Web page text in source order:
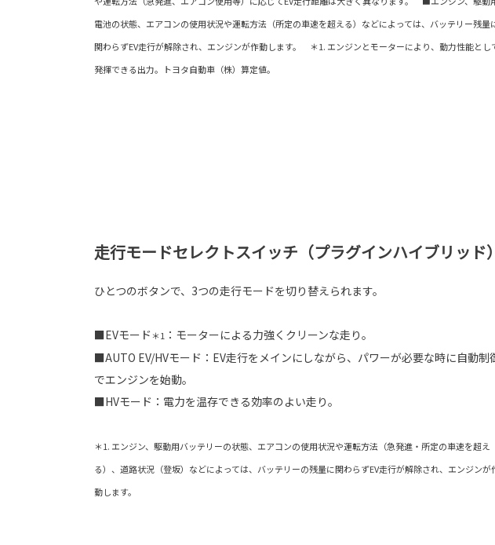
電池の状態、エアコンの使用状況や運転方法（所定の車速を超える）などによっては、バッテリー残量
関わらずEV走行が解除され、エンジンが作動します。 ＊1. エンジンとモーターにより、動力性能とし
発揮できる出力。トヨタ自動車（株）算定値。
走行モードセレクトスイッチ（プラグインハイブリッド）
ひとつのボタンで、3つの走行モードを切り替えられます。
■EVモード ＊1 ：モーターによる力強くクリーンな走り。
■AUTO EV/HVモード：EV走行をメインにしながら、パワーが必要な時に自動制
でエンジンを始動。
■HVモード：電力を温存できる効率のよい走り。
＊1. エンジン、駆動用バッテリーの状態、エアコンの使用状況や運転方法（急発進・所定の車速を超え
る）、道路状況（登坂）などによっては、バッテリーの残量に関わらずEV走行が解除され、エンジンが
動します。